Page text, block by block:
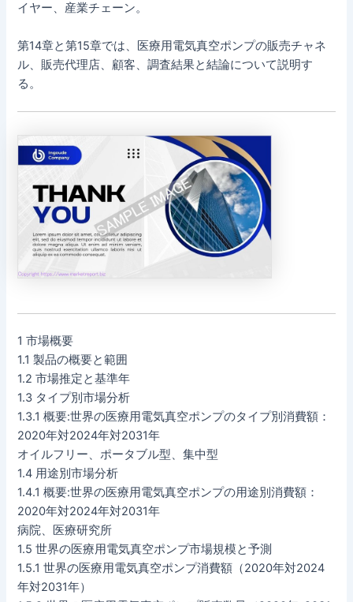
イヤー、産業チェーン。
第14章と第15章では、医療用電気真空ポンプの販売チャネ
ル、販売代理店、顧客、調査結果と結論について説明す
る。
1 市場概要
1.1 製品の概要と範囲
1.2 市場推定と基準年
1.3 タイプ別市場分析
1.3.1 概要:世界の医療用電気真空ポンプのタイプ別消費額：
2020年対2024年対2031年
オイルフリー、ポータブル型、集中型
1.4 用途別市場分析
1.4.1 概要:世界の医療用電気真空ポンプの用途別消費額：
2020年対2024年対2031年
病院、医療研究所
1.5 世界の医療用電気真空ポンプ市場規模と予測
1.5.1 世界の医療用電気真空ポンプ消費額（2020年対2024
年対2031年）